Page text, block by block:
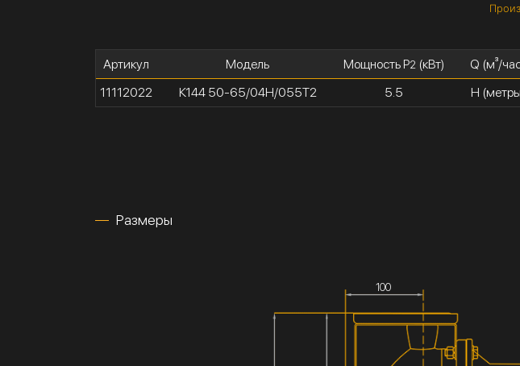
Артикул
11112022
Модель
К144 50-65/04Н/055Т2
Мощность P2(кВт)
5.5
Q (м³/
H
Размеры
100